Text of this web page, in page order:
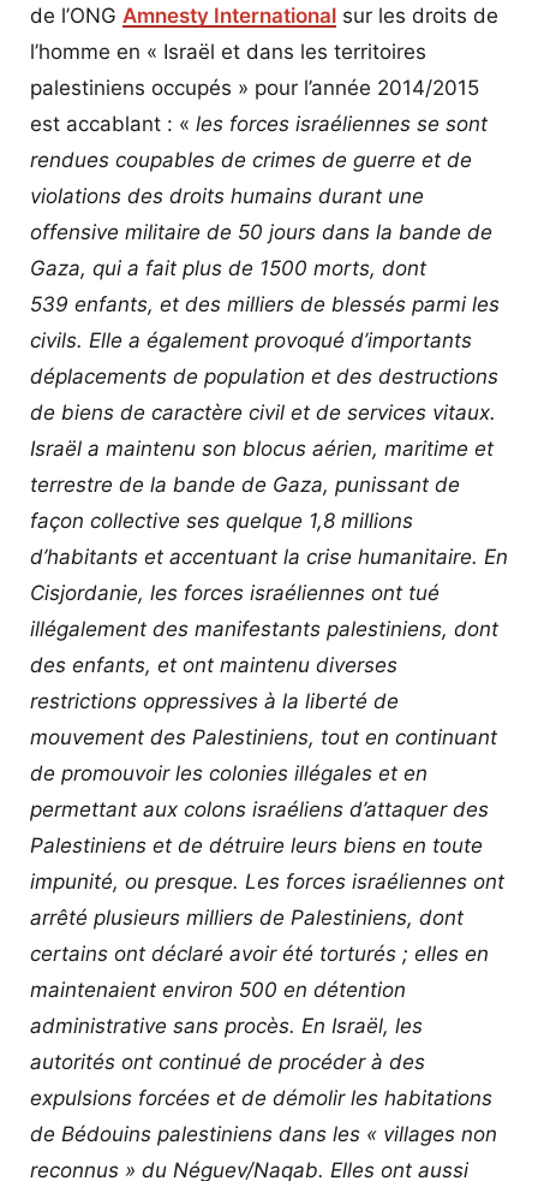
de l’ONG Amnesty International sur les droits de
l’homme en « Israël et dans les territoires
palestiniens occupés » pour l’année 2014/2015
est accablant : « les forces israéliennes se sont
rendues coupables de crimes de guerre et de
violations des droits humains durant une
offensive militaire de 50 jours dans la bande de
Gaza, qui a fait plus de 1500 morts, dont
539 enfants, et des milliers de blessés parmi les
civils. Elle a également provoqué d’importants
déplacements de population et des destructions
de biens de caractère civil et de services vitaux.
Israël a maintenu son blocus aérien, maritime et
terrestre de la bande de Gaza, punissant de
façon collective ses quelque 1,8 millions
d’habitants et accentuant la crise humanitaire. En
Cisjordanie, les forces israéliennes ont tué
illégalement des manifestants palestiniens, dont
des enfants, et ont maintenu diverses
restrictions oppressives à la liberté de
mouvement des Palestiniens, tout en continuant
de promouvoir les colonies illégales et en
permettant aux colons israéliens d’attaquer des
Palestiniens et de détruire leurs biens en toute
impunité, ou presque. Les forces israéliennes ont
arrêté plusieurs milliers de Palestiniens, dont
certains ont déclaré avoir été torturés ; elles en
maintenaient environ 500 en détention
administrative sans procès. En Israël, les
autorités ont continué de procéder à des
expulsions forcées et de démolir les habitations
de Bédouins palestiniens dans les « villages non
reconnus » du Néguev/Naqab. Elles ont aussi